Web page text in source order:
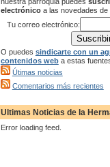
electrónicoa las novedades de
Tu correo electrónico:
O puedes sindicarte con un
contenidos weba estas
Útimas noticias
Comentarios más recientes
Ultimas Noticias de la
Error loading feed.